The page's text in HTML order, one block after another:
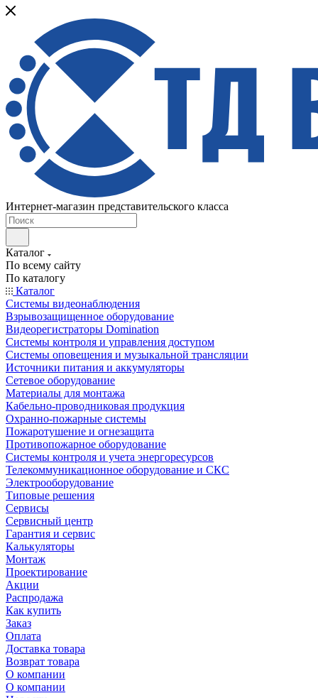
Интернет-магазин представительского класса
Каталог
По всему сайту
По каталогу
Каталог
Системы видеонаблюдения
Взрывозащищенное оборудование
Видеорегистраторы Domination
Системы контроля и управления доступом
Системы оповещения и музыкальной трансляции
Источники питания и аккумуляторы
Сетевое оборудование
Материалы для монтажа
Кабельно-проводниковая продукция
Охранно-пожарные системы
Пожаротушение и огнезащита
Противопожарное оборудование
Системы контроля и учета энергоресурсов
Телекоммуникационное оборудование и СКС
Электрооборудование
Типовые решения
Сервисы
Сервисный центр
Гарантия и сервис
Калькуляторы
Монтаж
Проектирование
Акции
Распродажа
Как купить
Заказ
Оплата
Доставка товара
Возврат товара
О компании
О компании